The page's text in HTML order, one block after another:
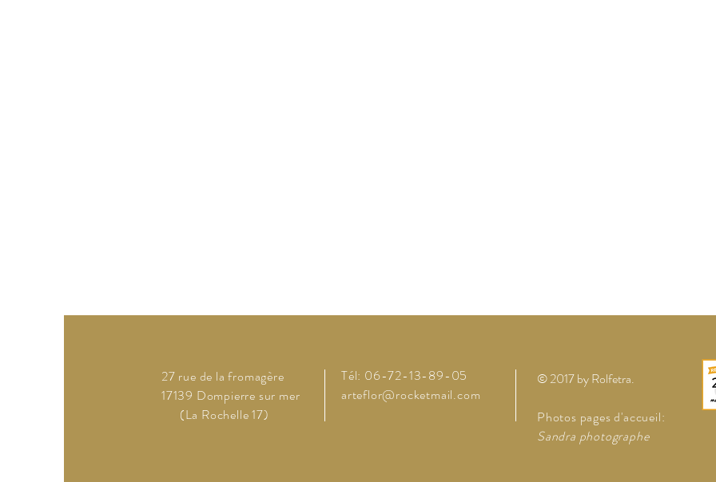
27 rue de la fromagère
17139 Dompierre sur mer
(La Rochelle 17)
Tél: 06-72-13-89-05
arteflor@rocketmail.com
© 2017 by Rolfetra.
Photos pages d'accueil:
Sandra photographe